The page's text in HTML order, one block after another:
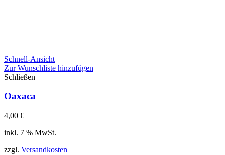
Schnell-Ansicht
Zur Wunschliste hinzufügen
Schließen
Oaxaca
4,00 €
inkl. 7 % MwSt.
zzgl. Versandkosten